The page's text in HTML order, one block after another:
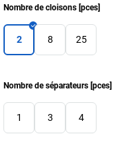
Nombre de cloisons [pces]
2 8 25
Nombre de séparateurs [pces]
1 3 4